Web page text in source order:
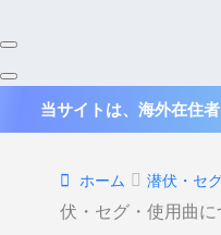
当サイトは、海外在住
ホーム 潜伏・セ
伏・セグ・使用曲に